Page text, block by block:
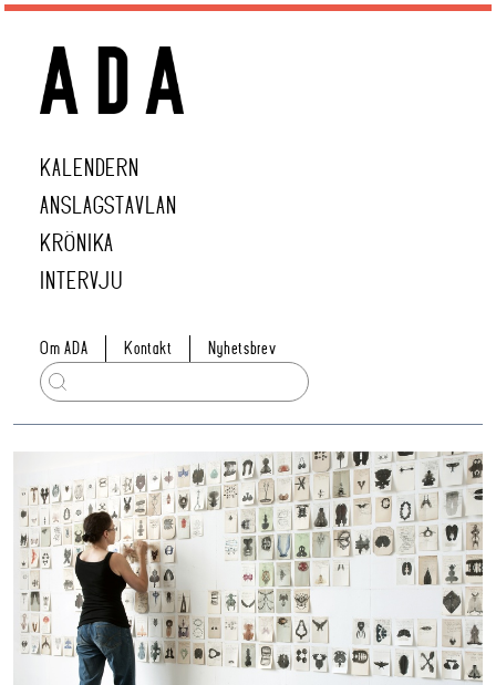
KALENDERN
ANSLAGSTAVLAN
KRÖNIKA
INTERVJU
Om ADA Kontakt Nyhetsbrev